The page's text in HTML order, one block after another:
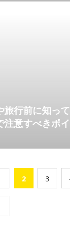
旅行前に知っ
注意すべきポ
2 3